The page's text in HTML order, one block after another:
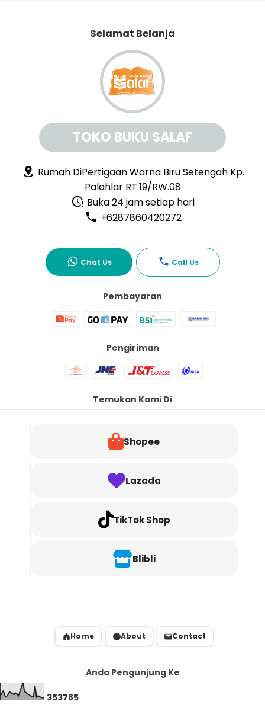
Selamat Belanja
TOKO BUKU SALAF
Rumah DiPertigaan Warna Biru Setengah Kp.
Palahlar RT.19/RW.08
Buka 24 jam setiap hari
+6287860420272
Chat Us Call Us
Pembayaran
Pengiriman
Temukan Kami Di
Shopee
Lazada
TikTok Shop
Blibli
Home About Contact
Anda Pengunjung Ke
353785